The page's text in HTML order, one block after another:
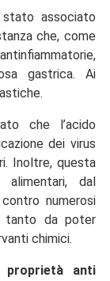
associato
che, come
gastrica. Ai
che l’acido
dei virus
Inoltre, questa
dal
numerosi
tanto da poter
chimici.
proprietà anti